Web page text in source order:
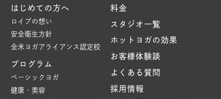
はじめての方へ
ロイブの想い
安全衛生方針
全米ヨガアライアンス認定校
プログラム
ベーシックヨガ
健康・美容
料金
スタジオ一覧
ホットヨガの効果
お客様体験談
よくある質問
採用情報